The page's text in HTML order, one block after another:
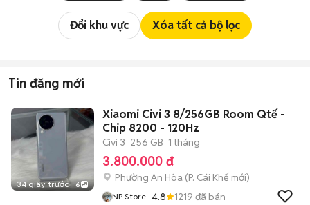
Đổi khu vực Xóa tất cả bộ lọc
Tin đăng mới
34 giây trước 6
Xiaomi Civi 3 8/256GB Room Qtế -
Chip 8200 - 120Hz
Civi 3 256 GB 1 tháng
3.800.000 đ
Phường An Hòa (P. Cái Khế mới)
NP Store 4.8 1219 đã bán